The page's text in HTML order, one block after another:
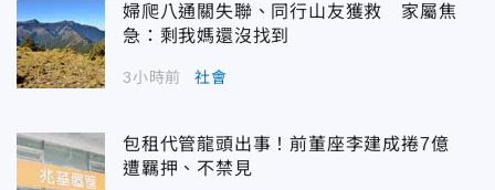
婦爬八通關失聯、同行山友獲救 家屬焦
急：剩我媽還沒找到
3小時前 社會
包租代管龍頭出事！前董座李建成捲7億
遭羈押、不禁見